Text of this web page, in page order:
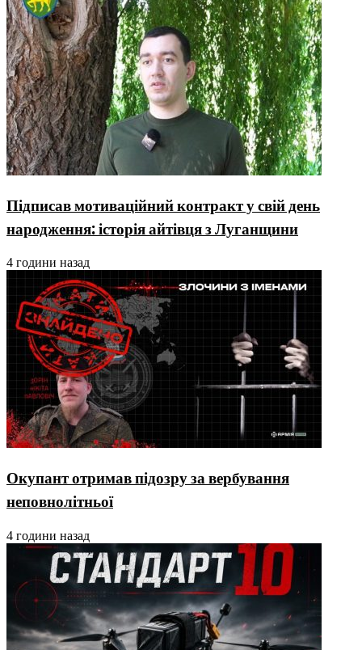
Підписав мотиваційний контракт у свій день
народження: історія айтівця з Луганщини
4 години назад
Окупант отримав підозру за вербування
неповнолітньої
4 години назад